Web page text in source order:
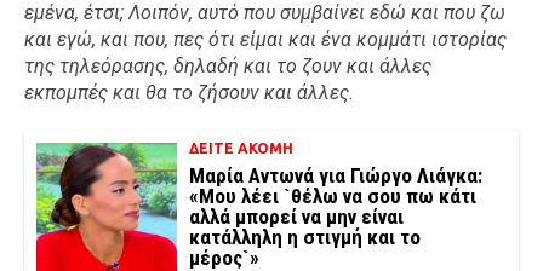
εμένα, έτσι; Λοιπόν, αυτό που συμβαίνει εδώ και που ζω
και εγώ, και που, πες ότι είμαι και ένα κομμάτι ιστορίας
της τηλεόρασης, δηλαδή και το ζουν και άλλες
εκπομπές και θα το ζήσουν και άλλες.
ΔΕΙΤΕ ΑΚΟΜΗ
Μαρία Αντωνά για Γιώργο Λιάγκα:
«Μου λέει `θέλω να σου πω κάτι
αλλά μπορεί να μην είναι
κατάλληλη η στιγμή και το
μέρος`»